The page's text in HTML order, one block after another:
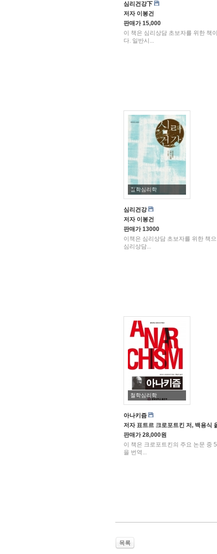
심리건강下
저자이봉건
판매가15,000
이 책은 심리상담 초보자를 위한 책
다. 일반시...
철학심리학
심리건강
저자이봉건
판매가13000
이책은 심리상담 초보자를 위한 책
심리상담...
철학심리학
아나키즘
저자표트르 크로포트킨 저, 백용식
판매가28,000원
이 책은 크로포트킨의 주요 논문 중
을 번역...
목록